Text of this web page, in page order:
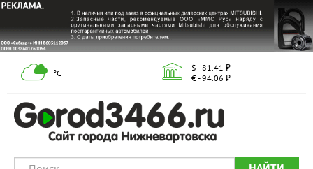
°С
$ - 81.41 ₽
€ - 94.06 ₽